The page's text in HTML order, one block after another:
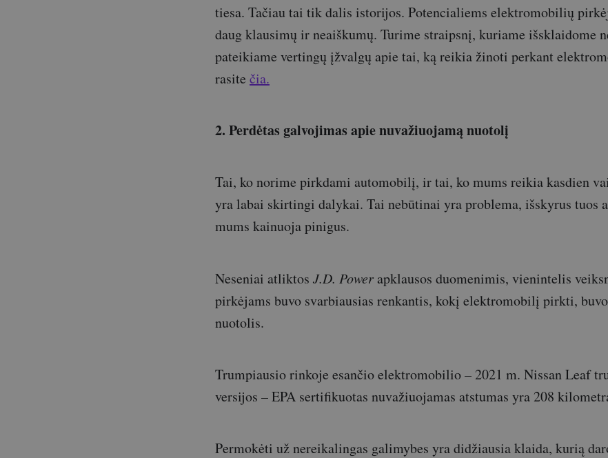
tiesa. Tačiau tai tik dalis istorijos. Potencialiems elektromobilių
daug klausimų ir neaiškumų. Turime straipsnį, kuriame išsklaidome
pateikiame vertingų įžvalgų apie tai, ką reikia žinoti perkant
rasite čia.
2. Perdėtas galvojimas apie nuvažiuojamą nuotolį
Tai, ko norime pirkdami automobilį, ir tai, ko mums reikia kasdien
yra labai skirtingi dalykai. Tai nebūtinai yra problema, išskyrus tuos
mums kainuoja pinigus.
Neseniai atliktos J.D. Power apklausos duomenimis, vienintelis
pirkėjams buvo svarbiausias renkantis, kokį elektromobilį pirkti,
nuotolis.
Trumpiausio rinkoje esančio elektromobilio – 2021 m. Nissan Leaf
versijos – EPA sertifikuotas nuvažiuojamas atstumas yra 208
Permokėti už nereikalingas galimybes yra didžiausia klaida, kurią